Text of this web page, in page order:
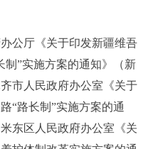
公厅《关于印发新疆维吾
制”实施方案的通知》（新
市人民政府办公室《关于
“路长制”实施方案的通
东区人民政府办公室《关